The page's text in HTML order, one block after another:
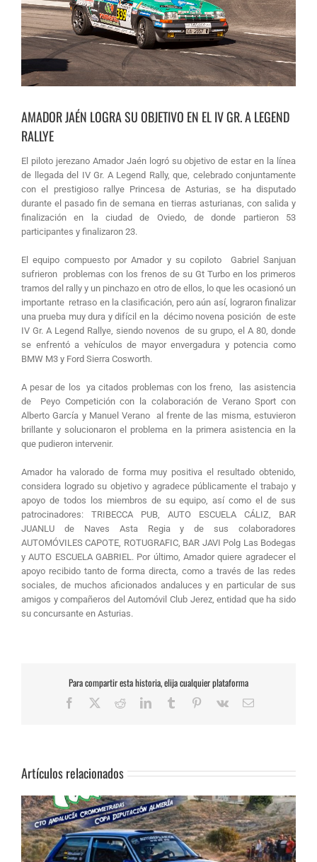
AMADOR JAÉN LOGRA SU OBJETIVO EN EL IV GR. A LEGEND
RALLYE
El piloto jerezano Amador Jaén logró su objetivo de estar en la línea
de llegada del IV Gr. A Legend Rally, que, celebrado conjuntamente
con el prestigioso rallye Princesa de Asturias, se ha disputado
durante el pasado fin de semana en tierras asturianas, con salida y
finalización en la ciudad de Oviedo, de donde partieron 53
participantes y finalizaron 23.
El equipo compuesto por Amador y su copiloto Gabriel Sanjuan
sufrieron problemas con los frenos de su Gt Turbo en los primeros
tramos del rally y un pinchazo en otro de ellos, lo que les ocasionó un
importante retraso en la clasificación, pero aún así, lograron finalizar
una prueba muy dura y difícil en la décimo novena posición de este
IV Gr. A Legend Rallye, siendo novenos de su grupo, el A 80, donde
se enfrentó a vehículos de mayor envergadura y potencia como
BMW M3 y Ford Sierra Cosworth.
A pesar de los ya citados problemas con los freno, las asistencia
de Peyo Competición con la colaboración de Verano Sport con
Alberto García y Manuel Verano al frente de las misma, estuvieron
brillante y solucionaron el problema en la primera asistencia en la
que pudieron intervenir.
Amador ha valorado de forma muy positiva el resultado obtenido,
considera logrado su objetivo y agradece públicamente el trabajo y
apoyo de todos los miembros de su equipo, así como el de sus
patrocinadores: TRIBECCA PUB, AUTO ESCUELA CÁLIZ, BAR
JUANLU de Naves Asta Regia y de sus colaboradores
AUTOMÓVILES CAPOTE, ROTUGRAFIC, BAR JAVI Polg Las Bodegas
y AUTO ESCUELA GABRIEL. Por último, Amador quiere agradecer el
apoyo recibido tanto de forma directa, como a través de las redes
sociales, de muchos aficionados andaluces y en particular de sus
amigos y compañeros del Automóvil Club Jerez, entidad que ha sido
su concursante en Asturias.
Para compartir esta historia, elija cualquier plataforma
Facebook RedditLinkedInTumblr Pinterest
Vk
Correo
Artículos relacionados